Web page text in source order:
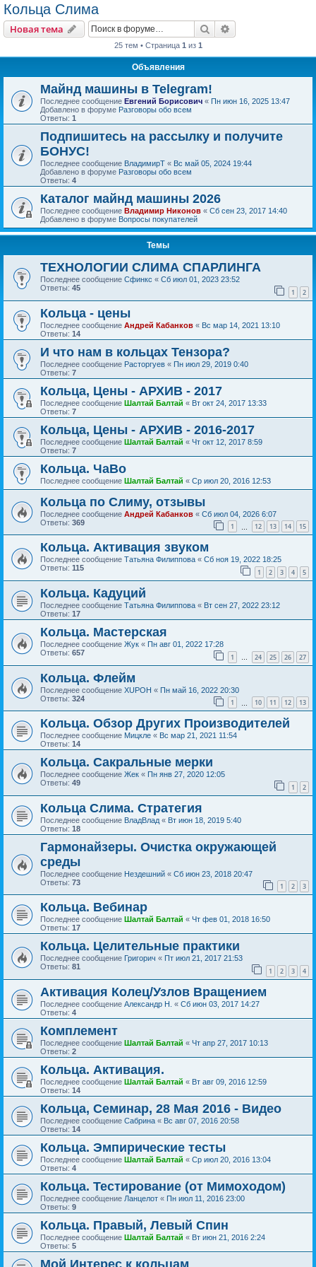
Кольца Слима
Новая тема Поиск
25 тем • Страница 1 из 1
Объявления
Майнд машины в Telegram!
Последнее сообщение Евгений Борисович « Пн июн 16, 2025 13:47
Добавлено в форуме Разговоры обо всем
Ответы: 1
Подпишитесь на рассылку и получите
БОНУС!
Последнее сообщение ВладимирТ « Вс май 05, 2024 19:44
Добавлено в форуме Разговоры обо всем
Ответы: 4
Каталог майнд машины 2026
Последнее сообщение Владимир Никонов « Сб сен 23, 2017 14:40
Добавлено в форуме Вопросы покупателей
Темы
ТЕХНОЛОГИИ СЛИМА СПАРЛИНГА
Последнее сообщение Сфинкс « Сб июл 01, 2023 23:52
Ответы: 45 1 2
Кольца - цены
Последнее сообщение Андрей Кабанков « Вс мар 14, 2021 13:10
Ответы: 14
И что нам в кольцах Тензора?
Последнее сообщение Расторгуев « Пн июл 29, 2019 0:40
Ответы: 7
Кольца, Цены - АРХИВ - 2017
Последнее сообщение Шалтай Балтай « Вт окт 24, 2017 13:33
Ответы: 7
Кольца, Цены - АРХИВ - 2016-2017
Последнее сообщение Шалтай Балтай « Чт окт 12, 2017 8:59
Ответы: 7
Кольца. ЧаВо
Последнее сообщение Шалтай Балтай « Ср июл 20, 2016 12:53
Кольца по Слиму, отзывы
Последнее сообщение Андрей Кабанков « Сб июл 04, 2026 6:07
Ответы: 369 1 12 13 14 15
Кольца. Активация звуком
Последнее сообщение Татьяна Филиппова « Сб ноя 19, 2022 18:25
Ответы: 115 1 2 3 4 5
Кольца. Кадуций
Последнее сообщение Татьяна Филиппова « Вт сен 27, 2022 23:12
Ответы: 17
Кольца. Мастерская
Последнее сообщение Жук « Пн авг 01, 2022 17:28
Ответы: 657 1 … 24 25 26 27
Кольца. Флейм
Последнее сообщение XUPOH « Пн май 16, 2022 20:30
Ответы: 324 1 10 11 12 13
Кольца. Обзор Других Производителей
Последнее сообщение Мицкле « Вс мар 21, 2021 11:54
Ответы: 14
Кольца. Сакральные мерки
Последнее сообщение Жек « Пн янв 27, 2020 12:05
Ответы: 49 1 2
Кольца Слима. Стратегия
Последнее сообщение ВладВлад « Вт июн 18, 2019 5:40
Ответы: 18
Гармонайзеры. Очистка окружающей
среды
Последнее сообщение Нездешний « Сб июн 23, 2018 20:47
Ответы: 73 1 2 3
Кольца. Вебинар
Последнее сообщение Шалтай Балтай « Чт фев 01, 2018 16:50
Ответы: 17
Кольца. Целительные практики
Последнее сообщение Григорич « Пт июл 21, 2017 21:53
Ответы: 81 1 2 3 4
Активация Колец/Узлов Вращением
Последнее сообщение Александр Н. « Сб июн 03, 2017 14:27
Ответы: 4
Комплемент
Последнее сообщение Шалтай Балтай « Чт апр 27, 2017 10:13
Ответы: 2
Кольца. Активация.
Последнее сообщение Шалтай Балтай « Вт авг 09, 2016 12:59
Ответы: 14
Кольца, Семинар, 28 Мая 2016 - Видео
Последнее сообщение Сабрина « Вс авг 07, 2016 20:58
Ответы: 14
Кольца. Эмпирические тесты
Последнее сообщение Шалтай Балтай « Ср июл 20, 2016 13:04
Ответы: 4
Кольца. Тестирование (от Мимоходом)
Последнее сообщение Ланцелот « Пн июл 11, 2016 23:00
Ответы: 9
Кольца. Правый, Левый Спин
Последнее сообщение Шалтай Балтай « Вт июн 21, 2016 2:24
Ответы: 5